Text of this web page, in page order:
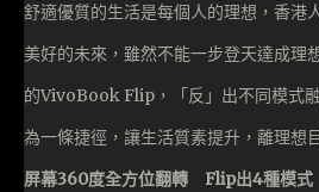
舒適優質的生活是每個人的理想，香港
美好的未來，雖然不能一步登天達成理
的VivoBook Flip，「反」出不同模式
為一條捷徑，讓生活質素提升，離理想
屏幕360度全方位翻轉 Flip出4種模式